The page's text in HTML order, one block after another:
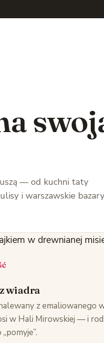
— od kuchni taty
i warszawskie
wiadra
z emaliowanego
w Hali Mirowskiej — i